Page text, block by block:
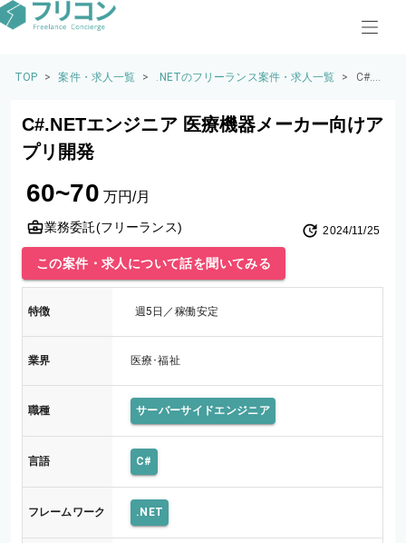
TOP > 案件・求人一覧 > .NETのフリーランス案件・求人一覧 >
C#.NE
ア 医
プリ
C#.NETエンジニア 医療機器メーカー向けア
プリ開発
60~70 万円/月
業務委託(フリーランス) 2024/11/25
この案件・求人について話を聞いてみる
特徴 週5日／稼働安定
業界 医療･福祉
職種 サーバーサイドエンジニア
言語 C#
フレームワーク .NET